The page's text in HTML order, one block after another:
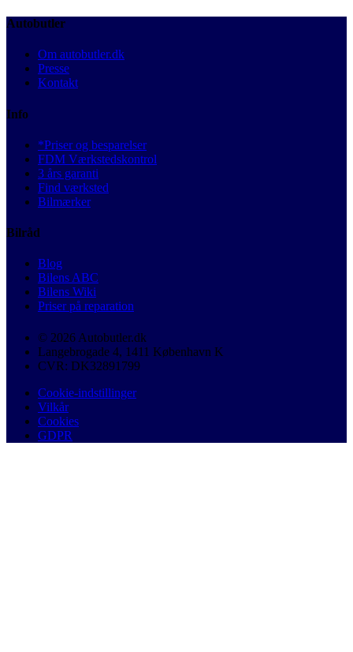
Autobutler
Om autobutler.dk
Presse
Kontakt
Info
*Priser og besparelser
FDM Værkstedskontrol
3 års garanti
Find værksted
Bilmærker
Bilråd
Blog
Bilens ABC
Bilens Wiki
Priser på reparation
© 2026 Autobutler.dk
Langebrogade 4, 1411 København K
CVR: DK32891799
Cookie-indstillinger
Vilkår
Cookies
GDPR